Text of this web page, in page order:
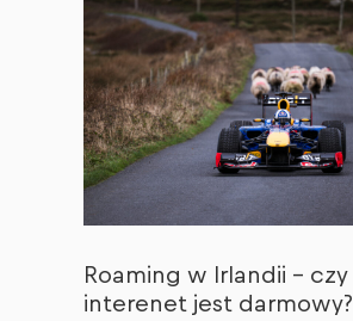
Roaming w Irlandii – czy
interenet jest darmowy?